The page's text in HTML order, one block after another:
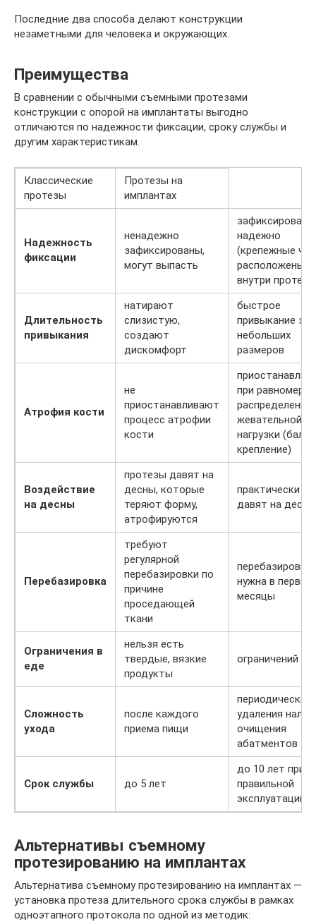
Последние два способа делают конструкции
незаметными для человека и окружающих.
Преимущества
В сравнении с обычными съемными протезами
конструкции с опорой на имплантаты выгодно
отличаются по надежности фиксации, сроку службы и
другим характеристикам.
Классические
протезы
Протезы на
имплантах
Надежность
фиксации
ненадежно
зафиксированы,
могут выпасть
зафиксированы
надежно
(крепежные
расположены
внутри
Длительность
привыкания
натирают
слизистую,
создают
дискомфорт
быстрое
привыкание за
небольших
размеров
Атрофия кости
не
приостанавливают
процесс атрофии
кости
при
распределении
жевательной
нагрузки
крепление)
Воздействие
на десны
протезы давят на
десны, которые
теряют форму,
атрофируются
практически не
давят на десны
Перебазировка
требуют
регулярной
перебазировки по
причине
проседающей
ткани
перебазировка
нужна в первые
месяцы
Ограничения в
еде
нельзя есть
твердые, вязкие
продукты
ограничений
Сложность
ухода
после каждого
приема пищи
периодически
удаления
очищения
абатментов
Срок службы до 5 лет
до 10 лет при
правильной
эксплуатации
Альтернативы съемному
протезированию на имплантах
Альтернатива съемному протезированию на имплантах —
установка протеза длительного срока службы в рамках
одноэтапного протокола по одной из методик: